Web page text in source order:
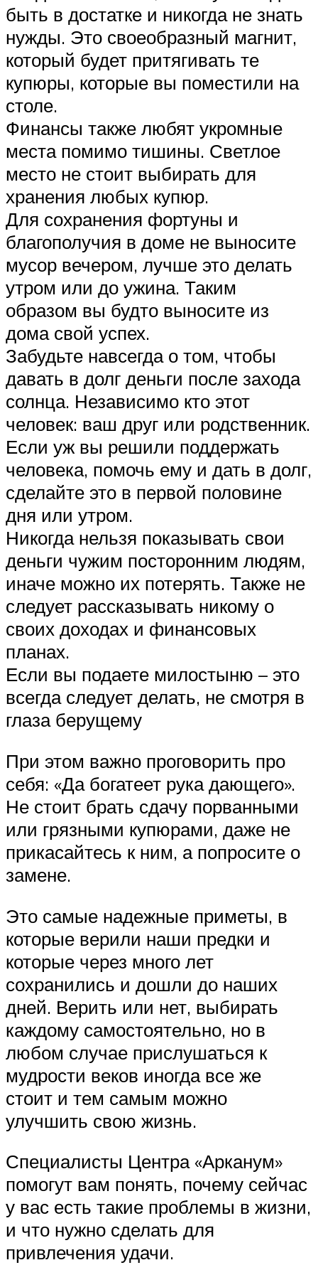
быть в достатке и никогда не знать
нужды. Это своеобразный магнит,
который будет притягивать те
купюры, которые вы поместили на
столе.
Финансы также любят укромные
места помимо тишины. Светлое
место не стоит выбирать для
хранения любых купюр.
Для сохранения фортуны и
благополучия в доме не выносите
мусор вечером, лучше это делать
утром или до ужина. Таким
образом вы будто выносите из
дома свой успех.
Забудьте навсегда о том, чтобы
давать в долг деньги после захода
солнца. Независимо кто этот
человек: ваш друг или родственник.
Если уж вы решили поддержать
человека, помочь ему и дать в долг,
сделайте это в первой половине
дня или утром.
Никогда нельзя показывать свои
деньги чужим посторонним людям,
иначе можно их потерять. Также не
следует рассказывать никому о
своих доходах и финансовых
планах.
Если вы подаете милостыню – это
всегда следует делать, не смотря в
глаза берущему
При этом важно проговорить про
себя: «Да богатеет рука дающего».
Не стоит брать сдачу порванными
или грязными купюрами, даже не
прикасайтесь к ним, а попросите о
замене.
Это самые надежные приметы, в
которые верили наши предки и
которые через много лет
сохранились и дошли до наших
дней. Верить или нет, выбирать
каждому самостоятельно, но в
любом случае прислушаться к
мудрости веков иногда все же
стоит и тем самым можно
улучшить свою жизнь.
Специалисты Центра «Арканум»
помогут вам понять, почему сейчас
у вас есть такие проблемы в жизни,
и что нужно сделать для
привлечения удачи.